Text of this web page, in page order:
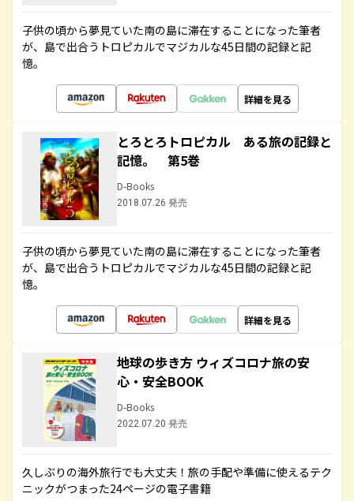
子供の頃から夢見ていた南の島に滞在することになった筆者
が、島で出合うトロピカルでマジカルな45日間の記録と記
憶。
詳細を見る
とろとろトロピカル ある旅の記録と
記憶。 第5巻
D-Books
2018.07.26 発売
子供の頃から夢見ていた南の島に滞在することになった筆者
が、島で出合うトロピカルでマジカルな45日間の記録と記
憶。
詳細を見る
地球の歩き方 ウィズコロナ旅の安
心・安全BOOK
D-Books
2022.07.20 発売
久しぶりの海外旅行でも大丈夫！旅の手配や準備に使えるテク
ニックがつまった24ページの電子書籍